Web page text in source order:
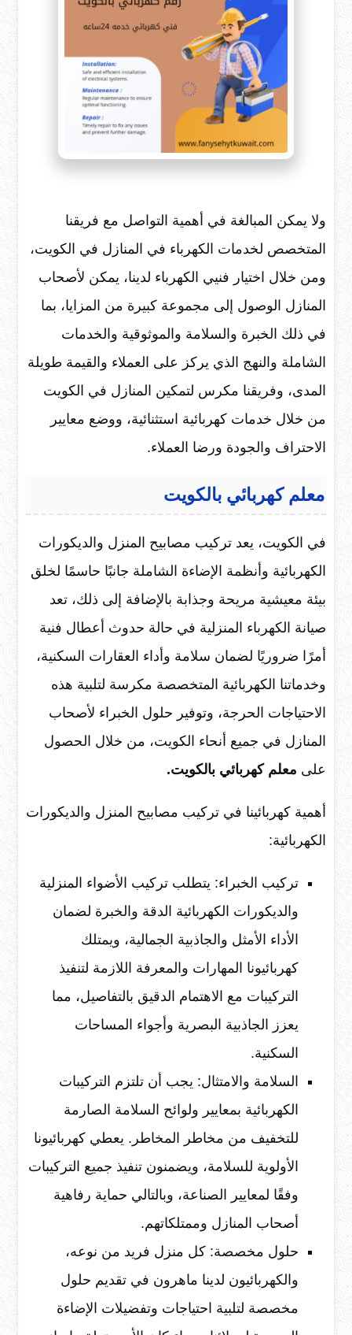
ولا يمكن المبالغة في أهمية التواصل مع فريقنا
المتخصص لخدمات الكهرباء في المنازل في الكويت،
ومن خلال اختيار فنيي الكهرباء لدينا، يمكن لأصحاب
المنازل الوصول إلى مجموعة كبيرة من المزايا، بما
في ذلك الخبرة والسلامة والموثوقية والخدمات
الشاملة والنهج الذي يركز على العملاء والقيمة طويلة
المدى، وفريقنا مكرس لتمكين المنازل في الكويت
من خلال خدمات كهربائية استثنائية، ووضع معايير
الاحتراف والجودة ورضا العملاء.
معلم كهربائي بالكويت
في الكويت، يعد تركيب مصابيح المنزل والديكورات
الكهربائية وأنظمة الإضاءة الشاملة جانبًا حاسمًا لخلق
بيئة معيشية مريحة وجذابة بالإضافة إلى ذلك، تعد
صيانة الكهرباء المنزلية في حالة حدوث أعطال فنية
أمرًا ضروريًا لضمان سلامة وأداء العقارات السكنية،
وخدماتنا الكهربائية المتخصصة مكرسة لتلبية هذه
الاحتياجات الحرجة، وتوفير حلول الخبراء لأصحاب
المنازل في جميع أنحاء الكويت، من خلال الحصول
على معلم كهربائي بالكويت.
أهمية كهربائينا في تركيب مصابيح المنزل والديكورات
الكهربائية:
تركيب الخبراء: يتطلب تركيب الأضواء المنزلية
والديكورات الكهربائية الدقة والخبرة لضمان
الأداء الأمثل والجاذبية الجمالية، ويمتلك
كهربائيونا المهارات والمعرفة اللازمة لتنفيذ
التركيبات مع الاهتمام الدقيق بالتفاصيل، مما
يعزز الجاذبية البصرية وأجواء المساحات
السكنية.
السلامة والامتثال: يجب أن تلتزم التركيبات
الكهربائية بمعايير ولوائح السلامة الصارمة
للتخفيف من مخاطر المخاطر. يعطي كهربائيونا
الأولوية للسلامة، ويضمنون تنفيذ جميع التركيبات
وفقًا لمعايير الصناعة، وبالتالي حماية رفاهية
أصحاب المنازل وممتلكاتهم.
حلول مخصصة: كل منزل فريد من نوعه،
والكهربائيون لدينا ماهرون في تقديم حلول
مخصصة لتلبية احتياجات وتفضيلات الإضاءة